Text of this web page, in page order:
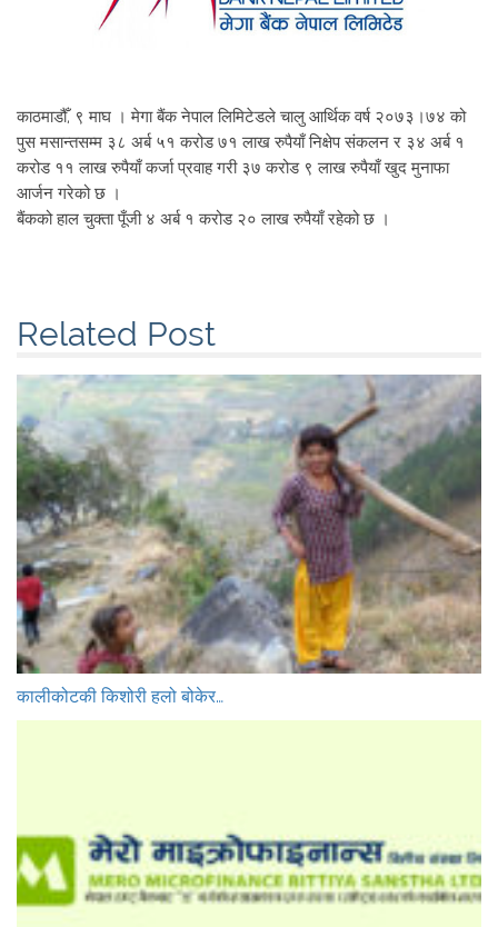
काठमाडौँ, ९ माघ । मेगा बैंक नेपाल लिमिटेडले चालु आर्थिक वर्ष २०७३।७४ को
पुस मसान्तसम्म ३८ अर्ब ५१ करोड ७१ लाख रुपैयाँ निक्षेप संकलन र ३४ अर्ब १
करोड ११ लाख रुपैयाँ कर्जा प्रवाह गरी ३७ करोड ९ लाख रुपैयाँ खुद मुनाफा
आर्जन गरेको छ ।
बैंकको हाल चुक्ता पूँजी ४ अर्ब १ करोड २० लाख रुपैयाँ रहेको छ ।
Related Post
कालीकोटकी किशोरी हलो बोकेर…